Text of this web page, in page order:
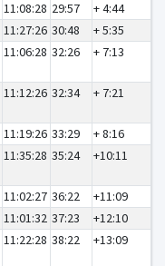
11:08:28 29:57
+ 4:44
11:27:26 30:48
+ 5:35
11:06:28 32:26 + 7:13
11:12:26 32:34 + 7:21
11:19:26 33:29
+ 8:16
11:35:28 35:24 +10:11
11:02:27 36:22
+11:09
11:01:32 37:23
+12:10
11:22:28 38:22 +13:09